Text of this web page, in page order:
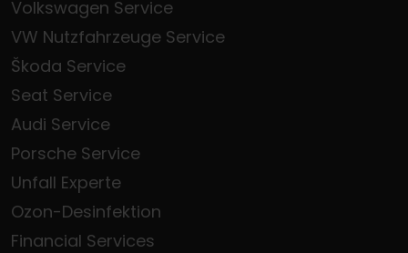
Volkswagen Service
VW Nutzfahrzeuge Service
Škoda Service
Seat Service
Audi Service
Porsche Service
Unfall Experte
Ozon-Desinfektion
Financial Services